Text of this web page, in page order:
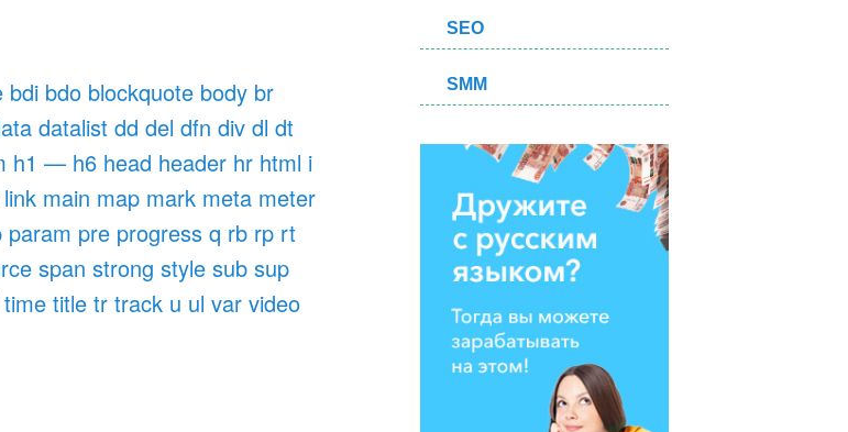
bdi bdo blockquote body br
datalist dd del dfn div dl dt
h1 — h6 head header hr html i
link main map mark meta meter
param pre progress q rb rp rt
span strong style sub sup
time title tr track u ul var video
SEO
SMM